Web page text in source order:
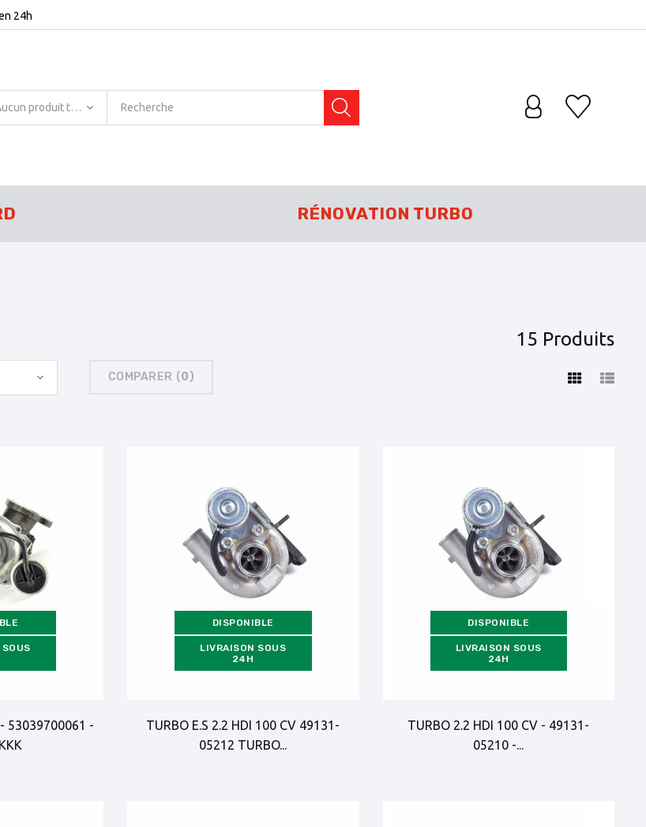
24h
Aucun produit trouvé
RÉNOVATION TURBO
15 Produits
COMPARER (0)
53039700061 -
DISPONIBLE
LIVRAISON SOUS
24H
TURBO E.S 2.2 HDI 100 CV 49131-
05212 TURBO...
DISPONIBLE
LIVRAISON SOUS
24H
TURBO 2.2 HDI 100 CV - 49131-
05210 -...